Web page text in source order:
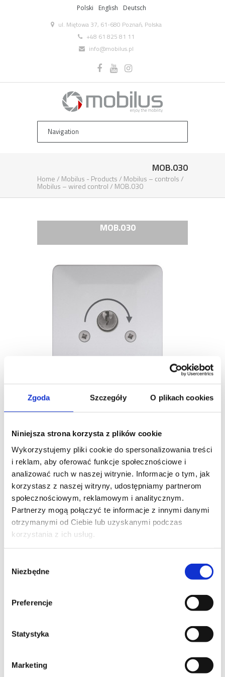
Zgoda Szczegóły O plikach cookies
Niniejsza strona korzysta z plików cookie
Wykorzystujemy pliki cookie do spersonalizowania treści
i reklam, aby oferować funkcje społecznościowe i
analizować ruch w naszej witrynie. Informacje o tym, jak
korzystasz z naszej witryny, udostępniamy partnerom
społecznościowym, reklamowym i analitycznym.
Partnerzy mogą połączyć te informacje z innymi danymi
otrzymanymi od Ciebie lub uzyskanymi podczas
korzystania z ich usług.
zgody
Niezbędne
Preferencje
Statystyka
Marketing
Polski English Deutsch
ul. Miętowa 37, 61-680 Poznań, Polska
+48 61 825 81 11
info@mobilus.pl
MOB.030
Home/ Mobilus ­- Products/ Mobilus – controls/
Mobilus – wired control/ MOB.030
MOB.030
DESCRIPTION
One way momentary position switch, flush
mounted.
WIRED